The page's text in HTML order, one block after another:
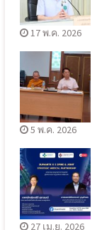
17 พ.ค. 2026
5 พ.ค. 2026
27 เม.ย. 2026